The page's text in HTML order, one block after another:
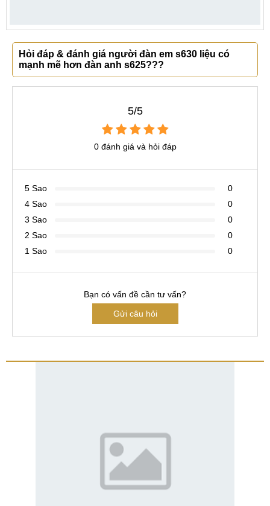
Hỏi đáp & đánh giá người đàn em s630 liệu có
mạnh mẽ hơn đàn anh s625???
5/5
0 đánh giá và hỏi đáp
5 Sao
0
4 Sao
0
3 Sao
0
2 Sao
0
1 Sao
0
Bạn có vấn đề cần tư vấn?
Gửi câu hỏi